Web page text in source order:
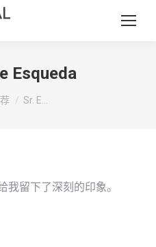
Esqueda
Sr. E…
我留下了深刻的印象。